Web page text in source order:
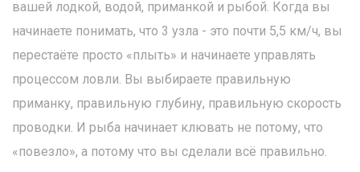
вашей лодкой, водой, приманкой и рыбой. Когда вы
начинаете понимать, что 3 узла - это почти 5,5 км/ч, вы
перестаёте просто «плыть» и начинаете управлять
процессом ловли. Вы выбираете правильную
приманку, правильную глубину, правильную скорость
проводки. И рыба начинает клювать не потому, что
«повезло», а потому что вы сделали всё правильно.